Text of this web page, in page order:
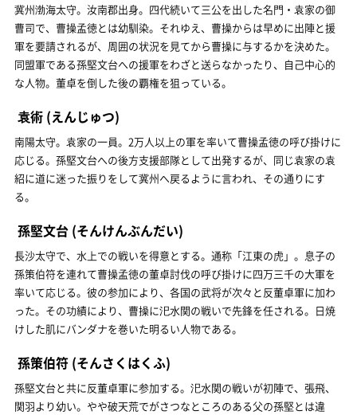
冀州渤海太守。汝南郡出身。四代続いて三公を出した名門・袁家の御
曹司で、曹操孟徳とは幼馴染。それゆえ、曹操からは早めに出陣と援
軍を要請されるが、周囲の状況を見てから曹操に与するかを決めた。
同盟軍である孫堅文台への援軍をわざと送らなかったり、自己中心的
な人物。董卓を倒した後の覇権を狙っている。
袁術 (えんじゅつ)
南陽太守。袁家の一員。2万人以上の軍を率いて曹操孟徳の呼び掛けに
応じる。孫堅文台への後方支援部隊として出発するが、同じ袁家の袁
紹に道に迷った振りをして冀州へ戻るように言われ、その通りにす
る。
孫堅文台 (そんけんぶんだい)
長沙太守で、水上での戦いを得意とする。通称「江東の虎」。息子の
孫策伯符を連れて曹操孟徳の董卓討伐の呼び掛けに四万三千の大軍を
率いて応じる。彼の参加により、各国の武将が次々と反董卓軍に加わ
った。その功績により、曹操に汜水関の戦いで先鋒を任される。日焼
けした肌にバンダナを巻いた明るい人物である。
孫策伯符 (そんさくはくふ)
孫堅文台と共に反董卓軍に参加する。汜水関の戦いが初陣で、張飛、
関羽より幼い。やや破天荒でがさつなところのある父の孫堅とは違